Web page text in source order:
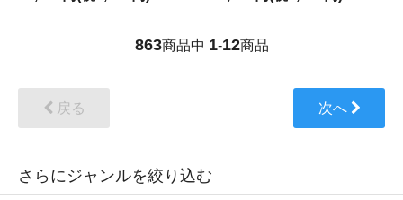
863商品中 1-12商品
戻る 次へ
さらにジャンルを絞り込む